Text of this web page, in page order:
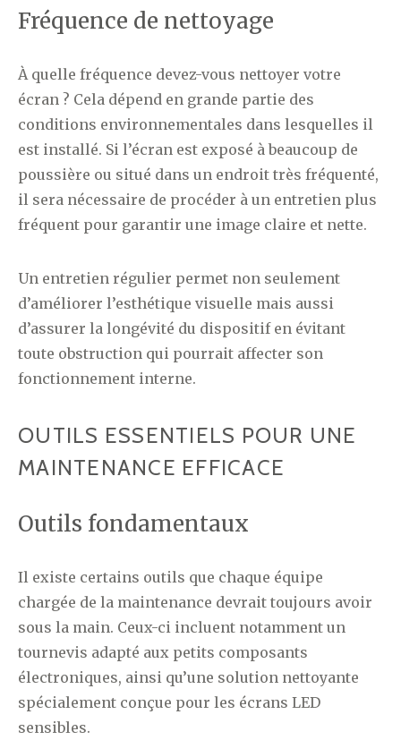
Fréquence de nettoyage
À quelle fréquence devez-vous nettoyer votre
écran ? Cela dépend en grande partie des
conditions environnementales dans lesquelles il
est installé. Si l’écran est exposé à beaucoup de
poussière ou situé dans un endroit très fréquenté,
il sera nécessaire de procéder à un entretien plus
fréquent pour garantir une image claire et nette.
Un entretien régulier permet non seulement
d’améliorer l’esthétique visuelle mais aussi
d’assurer la longévité du dispositif en évitant
toute obstruction qui pourrait affecter son
fonctionnement interne.
OUTILS ESSENTIELS POUR UNE
MAINTENANCE EFFICACE
Outils fondamentaux
Il existe certains outils que chaque équipe
chargée de la maintenance devrait toujours avoir
sous la main. Ceux-ci incluent notamment un
tournevis adapté aux petits composants
électroniques, ainsi qu’une solution nettoyante
spécialement conçue pour les écrans LED
sensibles.